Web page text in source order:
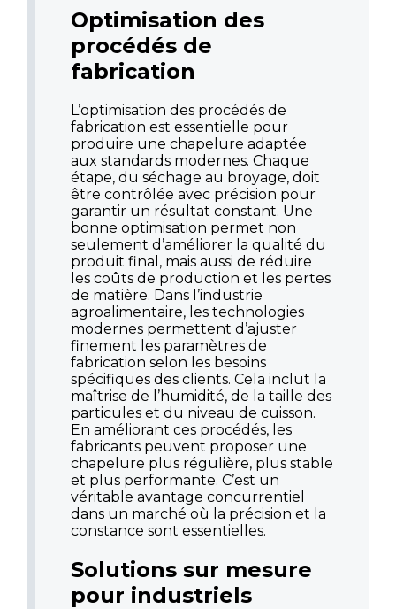
Optimisation des
procédés de
fabrication
L’optimisation des procédés de
fabrication est essentielle pour
produire une chapelure adaptée
aux standards modernes. Chaque
étape, du séchage au broyage, doit
être contrôlée avec précision pour
garantir un résultat constant. Une
bonne optimisation permet non
seulement d’améliorer la qualité du
produit final, mais aussi de réduire
les coûts de production et les pertes
de matière. Dans l’industrie
agroalimentaire, les technologies
modernes permettent d’ajuster
finement les paramètres de
fabrication selon les besoins
spécifiques des clients. Cela inclut la
maîtrise de l’humidité, de la taille des
particules et du niveau de cuisson.
En améliorant ces procédés, les
fabricants peuvent proposer une
chapelure plus régulière, plus stable
et plus performante. C’est un
véritable avantage concurrentiel
dans un marché où la précision et la
constance sont essentielles.
Solutions sur mesure
pour industriels